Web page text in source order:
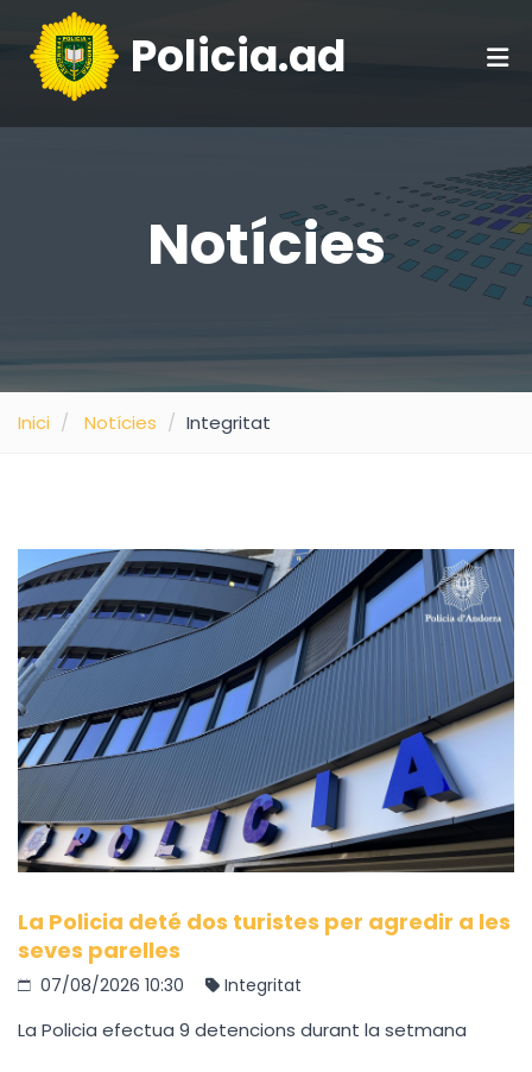
Policia.ad
Notícies
Inici Notícies Integritat
La Policia deté dos turistes per agredir a les
seves parelles
07/08/2026 10:30 Integritat
La Policia efectua 9 detencions durant la setmana